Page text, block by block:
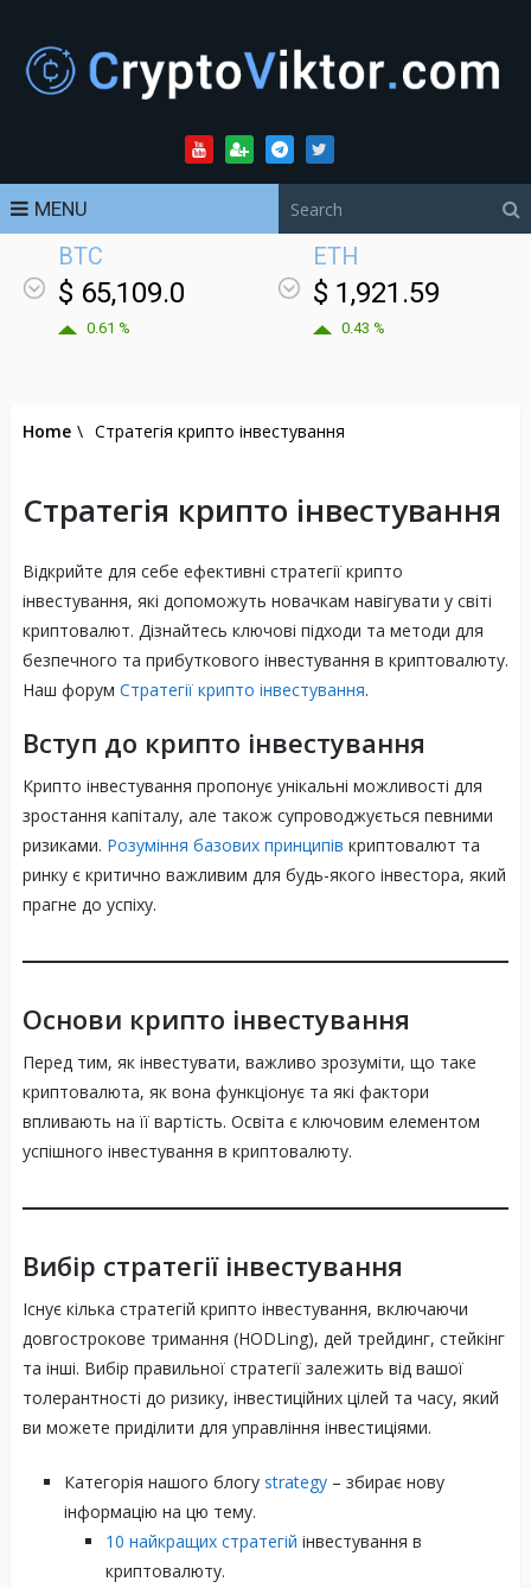
MENU
BTC
$ 65,109.0
0.61 %
ETH
$ 1,921.59
0.43 %
Home \ Стратегія крипто інвестування
Стратегія крипто інвестування
Відкрийте для себе ефективні стратегії крипто
інвестування, які допоможуть новачкам навігувати у світі
криптовалют. Дізнайтесь ключові підходи та методи для
безпечного та прибуткового інвестування в криптовалюту.
Наш форум Стратегії крипто інвестування.
Вступ до крипто інвестування
Крипто інвестування пропонує унікальні можливості для
зростання капіталу, але також супроводжується певними
ризиками. Розуміння базових принципів криптовалют та
ринку є критично важливим для будь-якого інвестора, який
прагне до успіху.
Основи крипто інвестування
Перед тим, як інвестувати, важливо зрозуміти, що таке
криптовалюта, як вона функціонує та які фактори
впливають на її вартість. Освіта є ключовим елементом
успішного інвестування в криптовалюту.
Вибір стратегії інвестування
Існує кілька стратегій крипто інвестування, включаючи
довгострокове тримання (HODLing), дей трейдинг, стейкінг
та інші. Вибір правильної стратегії залежить від вашої
толерантності до ризику, інвестиційних цілей та часу, який
ви можете приділити для управління інвестиціями.
Категорія нашого блогу strategy– збирає нову
інформацію на цю тему.
10 найкращих стратегій інвестування в
криптовалюту.